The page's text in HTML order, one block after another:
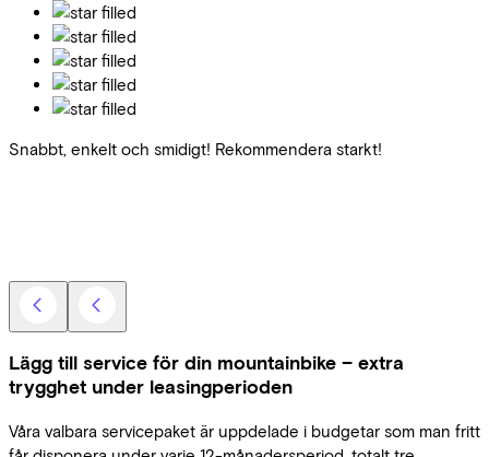
Snabbt, enkelt och smidigt! Rekommendera starkt!
Lägg till service för din mountainbike – extra
trygghet under leasingperioden
Våra valbara servicepaket är uppdelade i budgetar som man fritt